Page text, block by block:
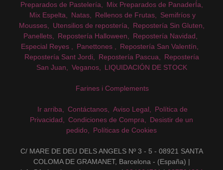
Preparados de Pastelería
Mix Preparados de PanaderÍa
Mix Espelta
Natas Rellenos de Frutas
Semifríos y
Mousses
Utensilios de repostería
Repostería Sin Gluten
Panellets
Repostería Halloween
Repostería Navidad
Especial Reyes
Panettones
Repostería San Valentín
Repostería Sant Jordi
Repostería Pascua
Repostería
San Juan
Veganos LIQUIDACIÓN DE STOCK
Farines i Complements
Ir arriba Contáctanos Aviso Legal
Política de
Privacidad
Condiciones de Compra
Desistir de un
pedido
Políticas de Cookies
C/ MARE DE DEU DELS ANGELS Nº 3 - 5 - 08921 SANTA
COLOMA DE GRAMANET, Barcelona - (España) |